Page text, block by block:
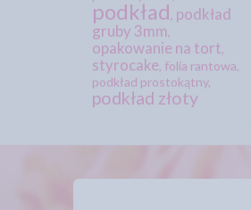
podkład, podkład
gruby 3mm,
opakowanie na tort,
styrocake, folia rantowa,
podkład prostokątny,
podkład złoty